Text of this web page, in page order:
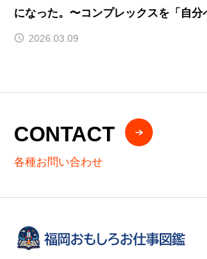
になった。〜コンプレックスを「自分
える技術〜
2026.03.09
CONTACT
各種お問い合わせ